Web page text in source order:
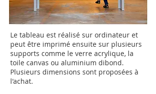
Le tableau est réalisé sur ordinateur et
peut être imprimé ensuite sur plusieurs
supports comme le verre acrylique, la
toile canvas ou aluminium dibond.
Plusieurs dimensions sont proposées à
l'achat.